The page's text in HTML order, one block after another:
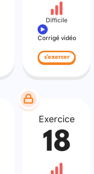
Difficile
Corrigé vidéo
s'exercer
Exercice
18